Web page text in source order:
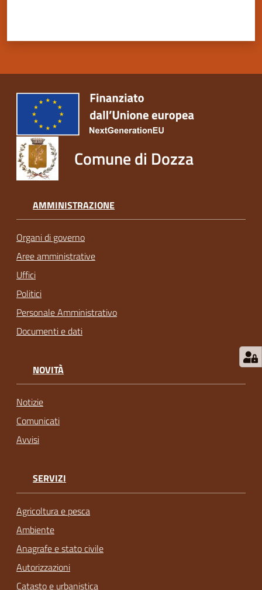
Comune di Dozza
AMMINISTRAZIONE
Organi di governo
Aree amministrative
Uffici
Politici
Personale Amministrativo
Documenti e dati
NOVITÀ
Notizie
Comunicati
Avvisi
SERVIZI
Agricoltura e pesca
Ambiente
Anagrafe e stato civile
Autorizzazioni
Catasto e urbanistica